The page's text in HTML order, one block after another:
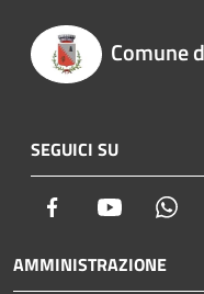
Comune
SEGUICI SU
Facebook Youtube
AMMINISTRAZIONE